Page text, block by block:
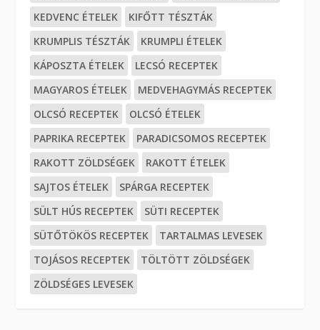
KEDVENC ÉTELEK
KIFŐTT TÉSZTÁK
KRUMPLIS TÉSZTÁK
KRUMPLI ÉTELEK
KÁPOSZTA ÉTELEK
LECSÓ RECEPTEK
MAGYAROS ÉTELEK
MEDVEHAGYMÁS RECEPTEK
OLCSÓ RECEPTEK
OLCSÓ ÉTELEK
PAPRIKA RECEPTEK
PARADICSOMOS RECEPTEK
RAKOTT ZÖLDSÉGEK
RAKOTT ÉTELEK
SAJTOS ÉTELEK
SPÁRGA RECEPTEK
SÜLT HÚS RECEPTEK
SÜTI RECEPTEK
SÜTŐTÖKÖS RECEPTEK
TARTALMAS LEVESEK
TOJÁSOS RECEPTEK
TÖLTÖTT ZÖLDSÉGEK
ZÖLDSÉGES LEVESEK